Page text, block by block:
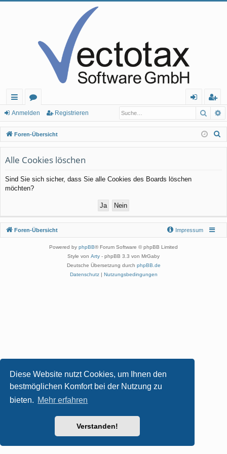
Diese Website nutzt Cookies, um Ihnen den
bestmöglichen Komfort bei der Nutzung zu
bieten. Mehr erfahren
Verstanden!
ch
ne
llz
ug
f
or
en
m
el
eg
ist
rie
Anmelden Registrieren
Foren-Übersicht
Alle Cookies löschen
Sind Sie sich sicher, dass Sie alle Cookies des Boards löschen
möchten?
Foren-Übersicht Impressum
Powered by phpBB® Forum Software © phpBB Limited
Style von Arty - phpBB 3.3 von MrGaby
Deutsche Übersetzung durch phpBB.de
Datenschutz| Nutzungsbedingungen